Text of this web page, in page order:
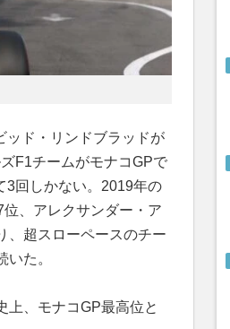
ッド・リンドブラッドが
F1チームがモナコGPで
3回しかない。2019年の
、アレクサンダー・ア
、超スローペースのチー
た。
上、モナコGP最高位と